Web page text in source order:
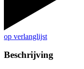
op verlanglijst
Beschrijving